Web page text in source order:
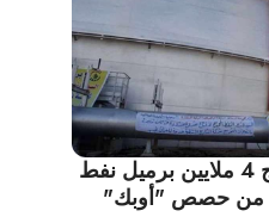
العراق يعتزم إنتاج 4 ملايين برميل نفط
من حصص "أوبك"